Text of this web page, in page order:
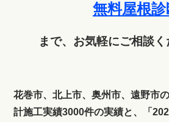
無料屋根診
まで、お気軽にご相談く
花巻市、北上市、奥州市、遠野市
計施工実績3000件の実績と、「